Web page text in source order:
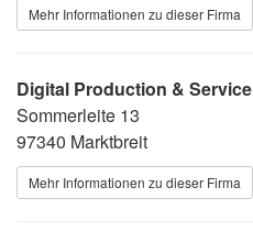
Mehr Informationen zu dieser Firma
Digital Production & Service
Sommerleite 13
97340 Marktbreit
Mehr Informationen zu dieser Firma